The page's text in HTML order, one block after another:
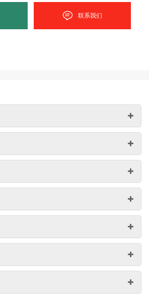
联系我们